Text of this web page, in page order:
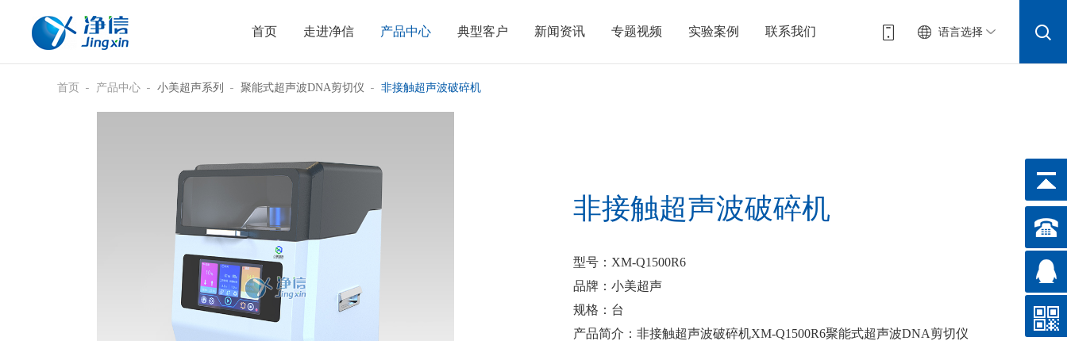
首页 走进净信 产品中心 典型客户 新闻资讯 专题视频 实验案例 联系我们 语言选择
首页 产品中心 小美超声系列 聚能式超声波DNA剪切仪 非接触超声波破碎机
非接触超声波破碎机
型号 ：XM-Q1500R6
品牌 ：小美超声
规格 ：台
产品简介 ：非接触超声波破碎机XM-Q1500R6聚能式超声波DNA剪切仪